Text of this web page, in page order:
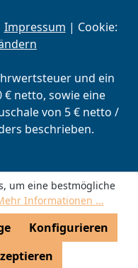
Impressum | Cookie:
und ein
netto, sowie eine
von 5 € netto /
beschrieben.
um eine bestmögliche
Informationen ...
Konfigurieren